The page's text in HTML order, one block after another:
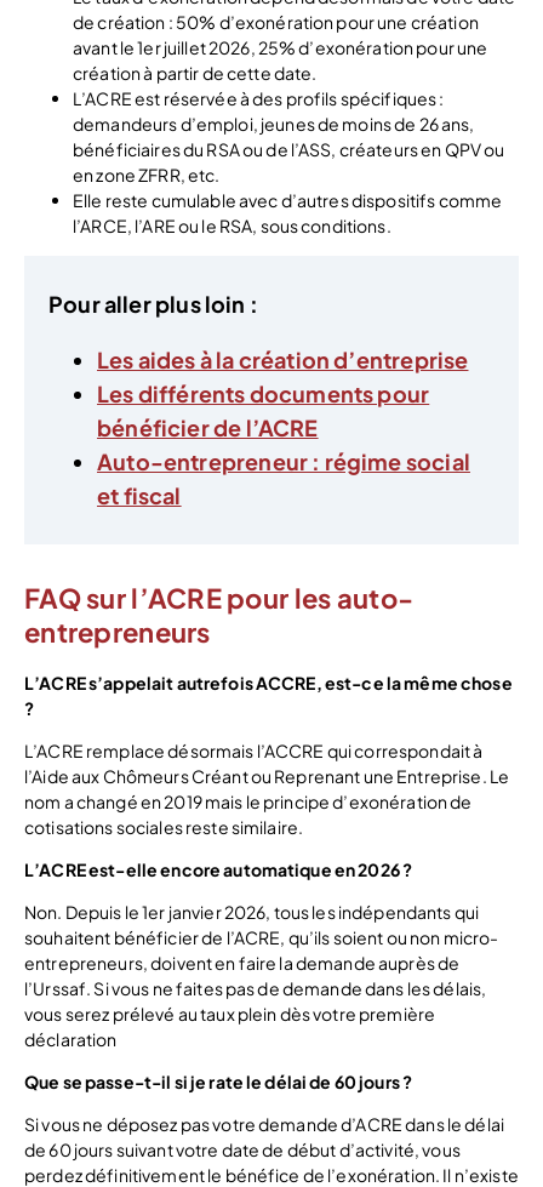
de création : 50% d’exonération pour une création
avant le 1er juillet 2026, 25% d’exonération pour une
création à partir de cette date.
L’ACRE est réservée à des profils spécifiques :
demandeurs d’emploi, jeunes de moins de 26 ans,
bénéficiaires du RSA ou de l’ASS, créateurs en QPV ou
en zone ZFRR, etc.
Elle reste cumulable avec d’autres dispositifs comme
l’ARCE, l’ARE ou le RSA, sous conditions.
Pour aller plus loin :
Les aides à la création d’entreprise
Les différents documents pour
bénéficier de l’ACRE
Auto-entrepreneur : régime social
et fiscal
FAQ sur l’ACRE pour les auto-
entrepreneurs
L’ACRE s’appelait autrefois ACCRE, est-ce la même chose
?
L’ACRE remplace désormais l’ACCRE qui correspondait à
l’Aide aux Chômeurs Créant ou Reprenant une Entreprise. Le
nom a changé en 2019 mais le principe d’exonération de
cotisations sociales reste similaire.
L’ACRE est-elle encore automatique en 2026 ?
Non. Depuis le 1er janvier 2026, tous les indépendants qui
souhaitent bénéficier de l’ACRE, qu’ils soient ou non micro-
entrepreneurs, doivent en faire la demande auprès de
l’Urssaf. Si vous ne faites pas de demande dans les délais,
vous serez prélevé au taux plein dès votre première
déclaration
Que se passe-t-il si je rate le délai de 60 jours ?
Si vous ne déposez pas votre demande d’ACRE dans le délai
de 60 jours suivant votre date de début d’activité, vous
perdez définitivement le bénéfice de l’exonération. Il n’existe